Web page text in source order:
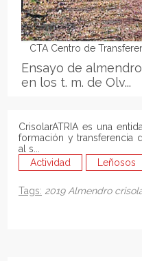
CTA Centro de
Ensayo de
en los t. m. de Olv...
CrisolarATRIA es una
formación y transferencia
al s...
Actividad
Leñosos
Tags: 2019Almendro